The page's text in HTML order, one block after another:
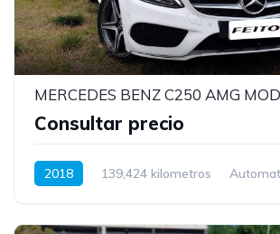
MERCEDES BENZ C250 AMG
Consultar precio
2018 139,424 kilometros